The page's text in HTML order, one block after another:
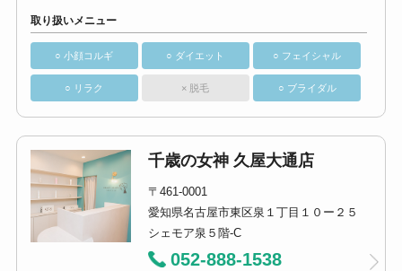
取り扱いメニュー
○ 小顔コルギ ○ ダイエット ○ フェイシャル
○ リラク × 脱毛 ○ ブライダル
千歳の女神 久屋大通店
〒461-0001
愛知県名古屋市東区泉１丁目１０ー２５
シェモア泉５階-C
052-888-1538